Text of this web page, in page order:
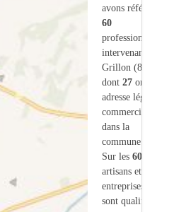
avons référencé
60
professionnels
intervenant sur
Grillon (84)
dont 27ont une
adresse légale ou
commerciale
dans la
commune.
Sur les 60
artisans et
entreprises
sont qualifiés